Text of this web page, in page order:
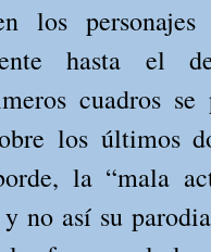
los
hasta el
cuadros
los últimos
la “mala
no así su